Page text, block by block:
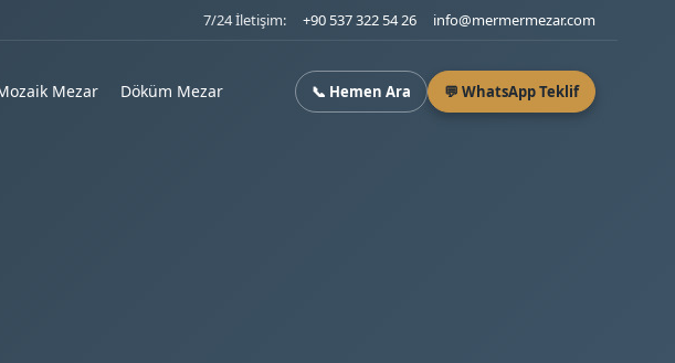
7/24 İletişim: +90 537 322 54 26 info@mermermezar.com
Mezar Döküm Mezar 📞 Hemen Ara 💬 WhatsApp Teklif